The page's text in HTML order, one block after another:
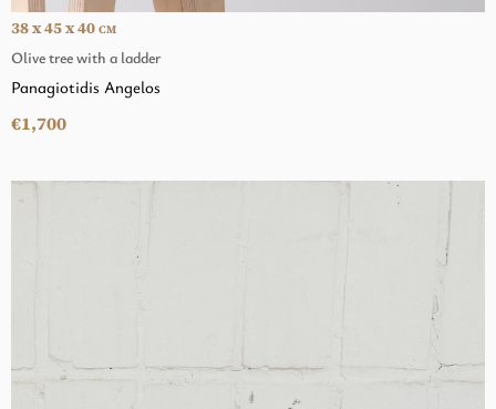
Olive tree with a ladder
38 x 45 x 40 CM
Panagiotidis Angelos
€1,700